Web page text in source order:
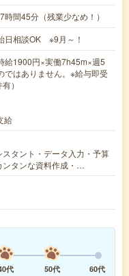
間45分（残業少なめ！）
相談OK ※9月～！
1900円×実働7h45m×週5
はありません。※給与即受
）
給
タント・データ入力・予算
ンタンな資料作成・…
代 50代
60代